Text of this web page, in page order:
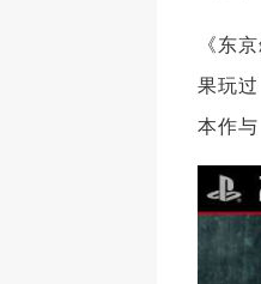
《东
果玩
本作